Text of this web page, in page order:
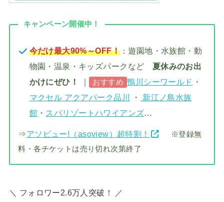
キャンペーン開催中！
今だけ最大90%～OFF！：遊園地・水族館・動
物園・温泉・キッズパークなど 夏休みのお出
かけにぜひ！
｜ おすすめ 鴨川シーワールド ・
マクセル アクアパーク品川
・
新江ノ島水族
館 ・ スパリゾートハワイアンズ…
⇒アソビュー!（asoview）超特割！
※登録無
料・各チケットは売り切れ次第終了
＼ フォロワー2.6万人突破！ ／